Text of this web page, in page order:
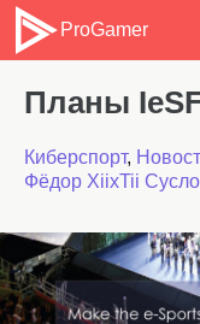
ProGamer
Планы
Киберспорт,
Фёдор XiixTii